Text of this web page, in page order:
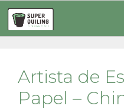
Saltar
contenido
Artista de
Papel –